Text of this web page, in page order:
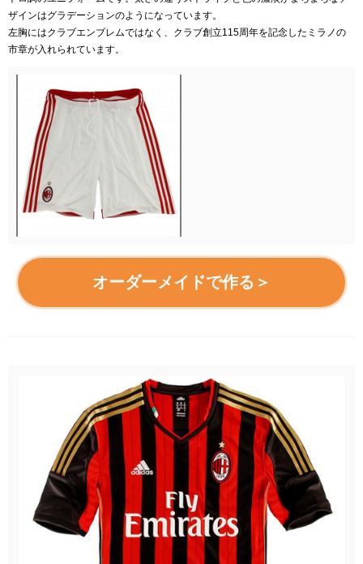
ザインはグラデーションのようになっています。
左胸にはクラブエンブレムではなく、クラブ創立115周年を記念したミラノの
市章が入れられています。
オーダーメイドで作る＞